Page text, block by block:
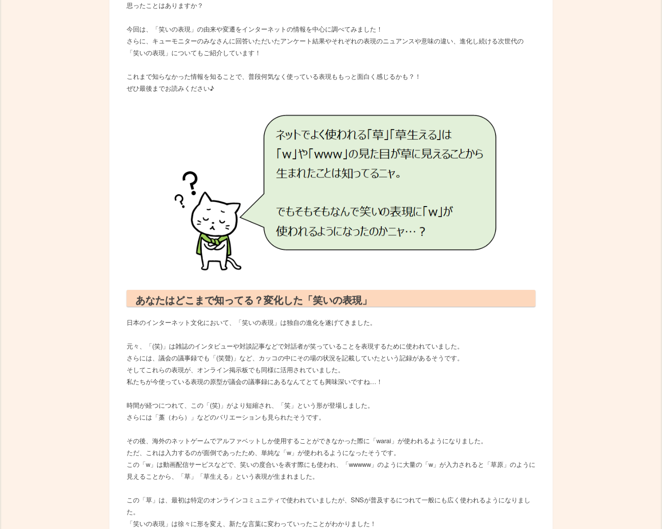
思ったことはありますか？
今回は、「笑いの表現」の由来や変遷をインターネットの情報を中心に調べてみました！
さらに、キューモニターのみなさんに回答いただいたアンケート結果やそれぞれの表現のニュアンスや意味の違い、進化し続ける次世代の
「笑いの表現」についてもご紹介しています！
これまで知らなかった情報を知ることで、普段何気なく使っている表現ももっと面白く感じるかも？！
ぜひ最後までお読みください♪
あなたはどこまで知ってる？変化した「笑いの表現」
日本のインターネット文化において、「笑いの表現」は独自の進化を遂げてきました。
元々、「(笑)」は雑誌のインタビューや対談記事などで対話者が笑っていることを表現するために使われていました。
さらには、議会の議事録でも「(笑聲)」など、カッコの中にその場の状況を記載していたという記録があるそうです。
そしてこれらの表現が、オンライン掲示板でも同様に活用されていました。
私たちが今使っている表現の原型が議会の議事録にあるなんてとても興味深いですね…！
時間が経つにつれて、この「(笑)」がより短縮され、「笑」という形が登場しました。
さらには「藁（わら）」などのバリエーションも見られたそうです。
その後、海外のネットゲームでアルファベットしか使用することができなかった際に「warai」が使われるようになりました。
ただ、これは入力するのが面倒であったため、単純な「w」が使われるようになったそうです。
この「w」は動画配信サービスなどで、笑いの度合いを表す際にも使われ、「wwwww」のように大量の「w」が入力されると「草原」のように
見えることから、「草」「草生える」という表現が生まれました。
この「草」は、最初は特定のオンラインコミュニティで使われていましたが、SNSが普及するにつれて一般にも広く使われるようになりまし
た。
「笑いの表現」は徐々に形を変え、新たな言葉に変わっていったことがわかりました！